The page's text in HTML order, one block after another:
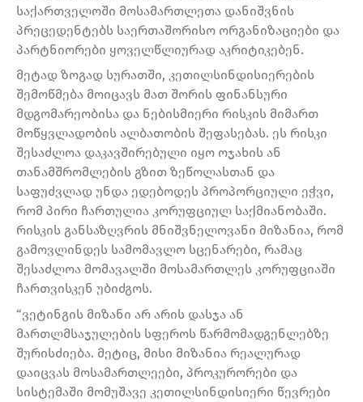
საქართველოში მოსამართლეთა დანიშვნის
პრეცედენტებს საერთაშორისო ორგანიზაციები და
პარტნიორები ყოველწლიურად აკრიტიკებენ.
მეტად ზოგად სურათში, კეთილსინდისიერების
შემოწმება მოიცავს მათ შორის ფინანსური
მდგომარეობისა და ნებისმიერი რისკის მიმართ
მოწყვლადობის ალბათობის შეფასებას. ეს რისკი
შესაძლოა დაკავშირებული იყო ოჯახის ან
თანამშრომლების გზით ზეწოლასთან და
საფუძვლად უნდა ედებოდეს პროპორციული ეჭვი,
რომ პირი ჩართულია კორუფციულ საქმიანობაში.
რისკის განსაზღვრის მნიშვნელოვანი მიზანია, რომ
გამოვლინდეს სამომავლო სცენარები, რამაც
შესაძლოა მომავალში მოსამართლეს კორუფციაში
ჩართვისკენ უბიძგოს.
“ვეტინგის მიზანი არ არის დასჯა ან
მართლმსაჯულების სფეროს წარმომადგენლებზე
შურისძიება. მეტიც, მისი მიზანია რეალურად
დაიცვას მოსამართლეები, პროკურორები და
სისტემაში მომუშავე კეთილსინდისიერი წევრები